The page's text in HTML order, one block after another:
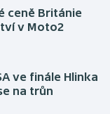
ceně Británie
v Moto2
ve finále Hlinka
na trůn